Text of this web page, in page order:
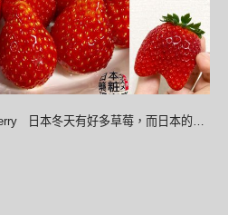
日本冬天有好多草莓，而日本的…